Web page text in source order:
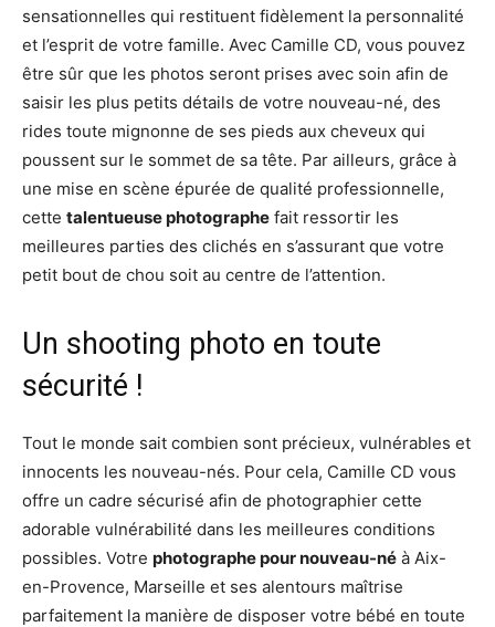
sensationnelles qui restituent fidèlement la personnalité
et l’esprit de votre famille. Avec Camille CD, vous pouvez
être sûr que les photos seront prises avec soin afin de
saisir les plus petits détails de votre nouveau-né, des
rides toute mignonne de ses pieds aux cheveux qui
poussent sur le sommet de sa tête. Par ailleurs, grâce à
une mise en scène épurée de qualité professionnelle,
cette talentueuse photographe fait ressortir les
meilleures parties des clichés en s’assurant que votre
petit bout de chou soit au centre de l’attention.
Un shooting photo en toute
sécurité !
Tout le monde sait combien sont précieux, vulnérables et
innocents les nouveau-nés. Pour cela, Camille CD vous
offre un cadre sécurisé afin de photographier cette
adorable vulnérabilité dans les meilleures conditions
possibles. Votre photographe pour nouveau-né à Aix-
en-Provence, Marseille et ses alentours maîtrise
parfaitement la manière de disposer votre bébé en toute